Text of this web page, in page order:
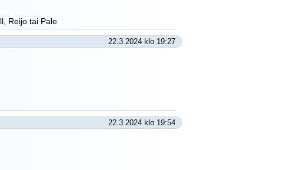
Reijo tai Pale
22.3.2024 klo 19:27
22.3.2024 klo 19:54